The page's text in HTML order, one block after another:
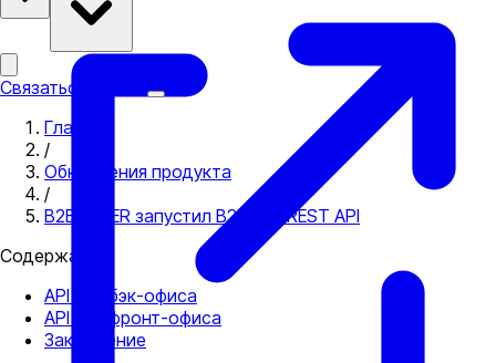
Связаться с нами
Главная
/
Обновления продукта
/
B2BROKER запустил B2CORE REST API
Содержание
API для бэк-офиса
API для фронт-офиса
Заключение